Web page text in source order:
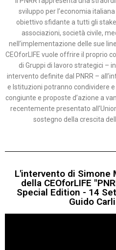
sviluppo per l’economia
obiettivo sfidante a tutti gli
associazioni, società civile,
nell’implementazione delle sue
CEOforLIFE vuole offrire il proprio
di Gruppi di lavoro strategici –
intervento definite dal PNRR –
e Istituzioni potranno condividere
congiunte e proposte d’azione a
recentemente presentato
sostegno della crescita
L'intervento di Simone
della CEOforLIFE
Special Edition - 14
Guido